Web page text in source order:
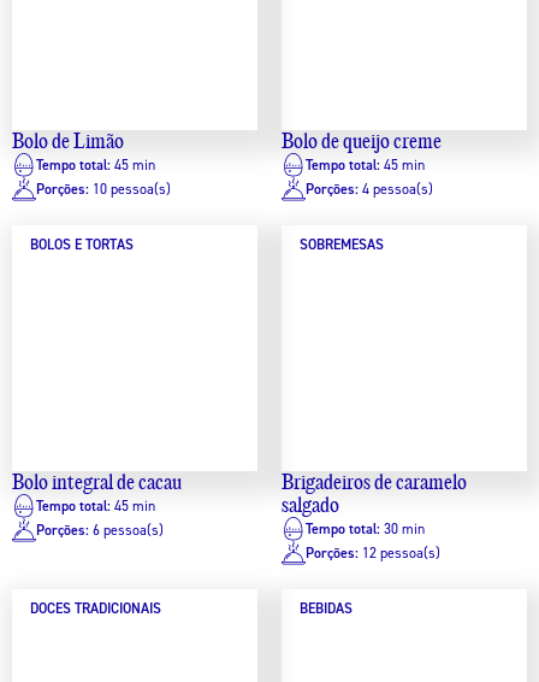
Bolo de Limão
Tempo total: 45 min
Porções: 10 pessoa(s)
Bolo de queijo creme
Tempo total: 45 min
Porções: 4 pessoa(s)
BOLOS E TORTAS
Bolo integral de cacau
Tempo total: 45 min
Porções: 6 pessoa(s)
SOBREMESAS
Brigadeiros de caramelo
salgado
Tempo total: 30 min
Porções: 12 pessoa(s)
DOCES TRADICIONAIS BEBIDAS